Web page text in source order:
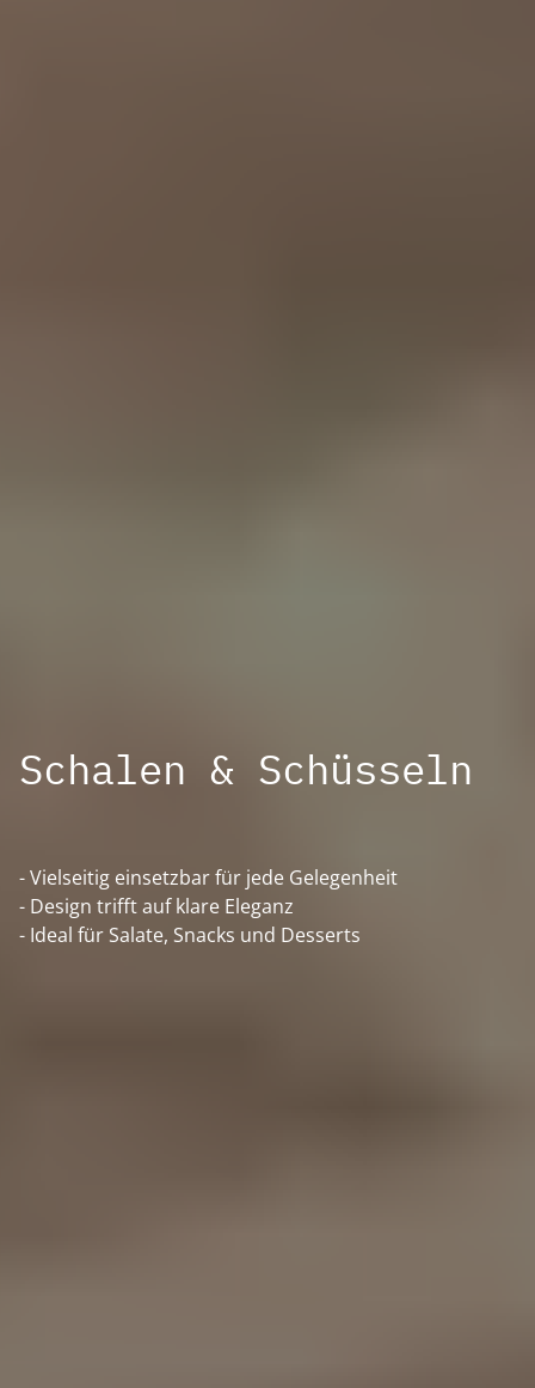
Schalen & Schüsseln
- Vielseitig einsetzbar für jede Gelegenheit
- Design trifft auf klare Eleganz
- Ideal für Salate, Snacks und Desserts